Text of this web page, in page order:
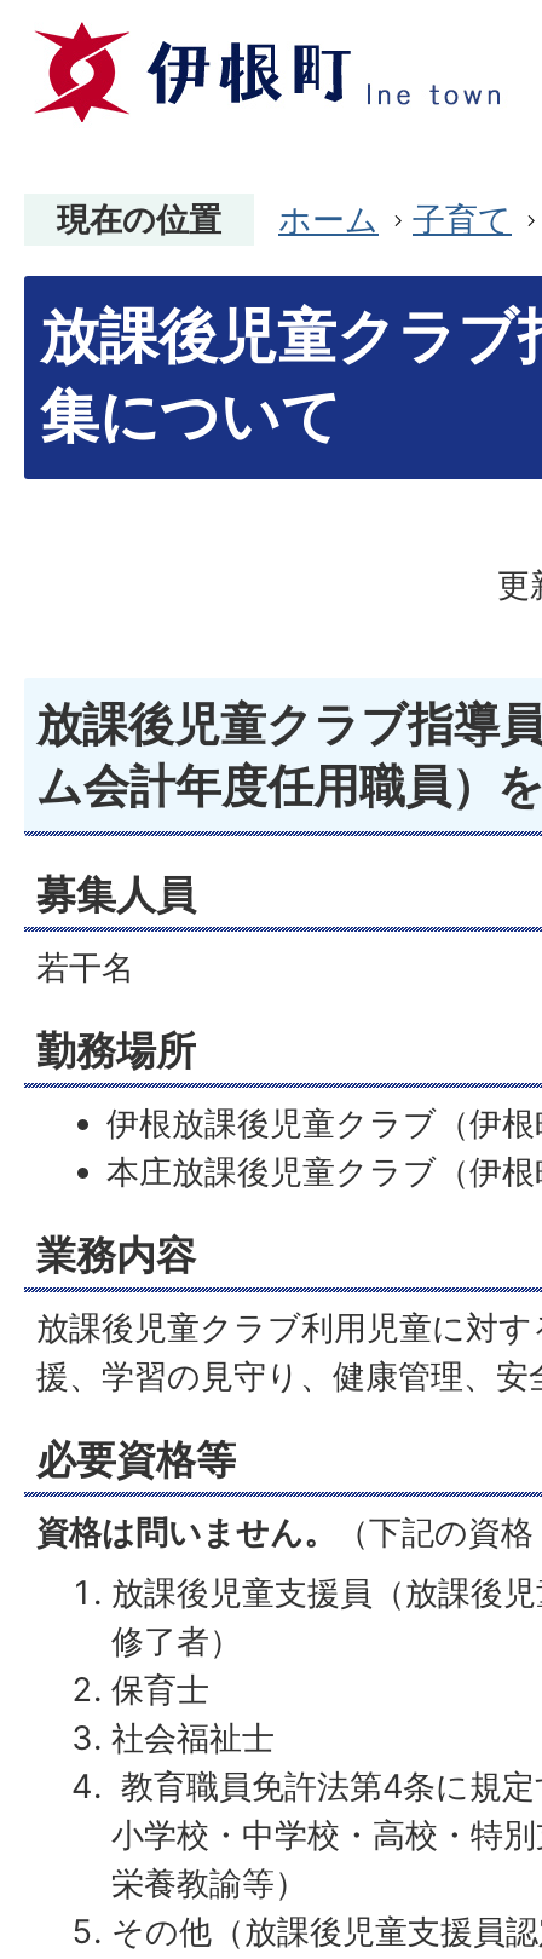
現在の位置 ホーム 子育て
放課後児童クラブ
集について
更
放課後児童クラブ指導
ム会計年度任用職員）
募集人員
若干名
勤務場所
伊根放課後児童クラブ（伊
本庄放課後児童クラブ（伊
業務内容
放課後児童クラブ利用児童に対
援、学習の見守り、健康管理、
必要資格等
資格は問いません。
（下記の資
放課後児童支援員（放課後
修了者）
保育士
社会福祉士
教育職員免許法第4条に規
小学校・中学校・高校・特
栄養教諭等）
その他（放課後児童支援員